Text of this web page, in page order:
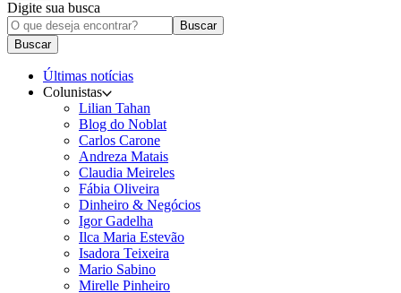
Digite sua busca
Buscar
Buscar
Últimas notícias
Colunistas
Lilian Tahan
Blog do Noblat
Carlos Carone
Andreza Matais
Claudia Meireles
Fábia Oliveira
Dinheiro & Negócios
Igor Gadelha
Ilca Maria Estevão
Isadora Teixeira
Mario Sabino
Mirelle Pinheiro